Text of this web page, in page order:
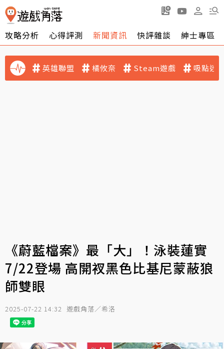
攻略分析 心得評測 新聞資訊 快評雜談 紳士專區
英雄聯盟 橘攸奈 Steam遊戲 吸點迷
《蔚藍檔案》最「大」！泳裝蓮實
7/22登場 高開衩黑色比基尼蒙蔽狼
師雙眼
2025-07-22 14:32 遊戲角落／希洛